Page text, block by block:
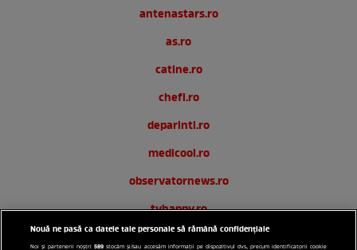
antenastars.ro
as.ro
catine.ro
chefi.ro
deparinti.ro
medicool.ro
observatornews.ro
tvhappy.ro
useit.ro
Nouă ne pasă ca datele tale personale să rămână confidențiale
Noi și partenerii noștri589 stocăm și/sau accesăm informații pe dispozitivul dvs., precum identificatorii cookie